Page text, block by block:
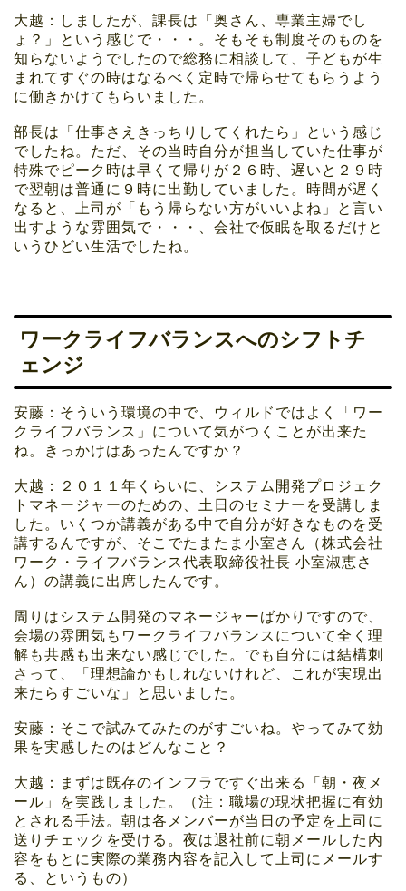
大越：しましたが、課長は「奥さん、専業主婦でし
ょ？」という感じで・・・。そもそも制度そのものを
知らないようでしたので総務に相談して、子どもが生
まれてすぐの時はなるべく定時で帰らせてもらうよう
に働きかけてもらいました。
部長は「仕事さえきっちりしてくれたら」という感じ
でしたね。ただ、その当時自分が担当していた仕事が
特殊でピーク時は早くて帰りが２６時、遅いと２９時
で翌朝は普通に９時に出勤していました。時間が遅く
なると、上司が「もう帰らない方がいいよね」と言い
出すような雰囲気で・・・、会社で仮眠を取るだけと
いうひどい生活でしたね。
ワークライフバランスへのシフトチ
ェンジ
安藤：そういう環境の中で、ウィルドではよく「ワー
クライフバランス」について気がつくことが出来た
ね。きっかけはあったんですか？
大越：２０１１年くらいに、システム開発プロジェク
トマネージャーのための、土日のセミナーを受講しま
した。いくつか講義がある中で自分が好きなものを受
講するんですが、そこでたまたま小室さん（株式会社
ワーク・ライフバランス代表取締役社長 小室淑恵さ
ん）の講義に出席したんです。
周りはシステム開発のマネージャーばかりですので、
会場の雰囲気もワークライフバランスについて全く理
解も共感も出来ない感じでした。でも自分には結構刺
さって、「理想論かもしれないけれど、これが実現出
来たらすごいな」と思いました。
安藤：そこで試みてみたのがすごいね。やってみて効
果を実感したのはどんなこと？
大越：まずは既存のインフラですぐ出来る「朝・夜メ
ール」を実践しました。（注：職場の現状把握に有効
とされる手法。朝は各メンバーが当日の予定を上司に
送りチェックを受ける。夜は退社前に朝メールした内
容をもとに実際の業務内容を記入して上司にメールす
る、というもの）